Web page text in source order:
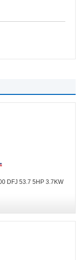
DFJ 53.7 5HP 3.7KW